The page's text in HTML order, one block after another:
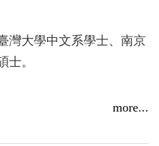
雜亂無章，隨意串聯，然
寫得這種亂中有序、深藏
識流」散文絕非隨意塗
們欠身入座進入她描述的
灣大學中文系學士、南京
士。
more...